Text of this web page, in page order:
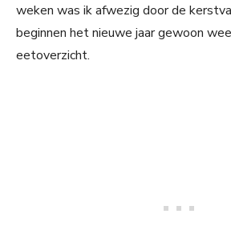
weken was ik afwezig door de
beginnen het nieuwe jaar gewoon
eetoverzicht.